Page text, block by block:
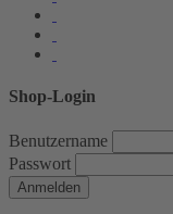
Shop-Login
Benutzername
Passwort
Anmelden